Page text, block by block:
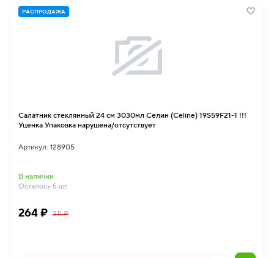
РАСПРОДАЖА
Салатник стеклянный 24 см 3030мл Селин (Celine) 19S59F21-1 !!!
Уценка Упаковка нарушена/отсутствует
Артикул: 128905
В наличии
Осталось 5 шт.
264 ₽ 311 ₽